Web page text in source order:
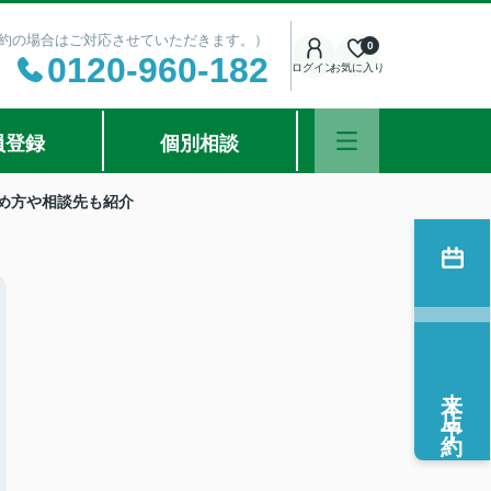
場合はご対応させていただきます。）
0120-960-182 ログインお気に入り
0
登録 個別相談
方や相談先も紹介
来店予約